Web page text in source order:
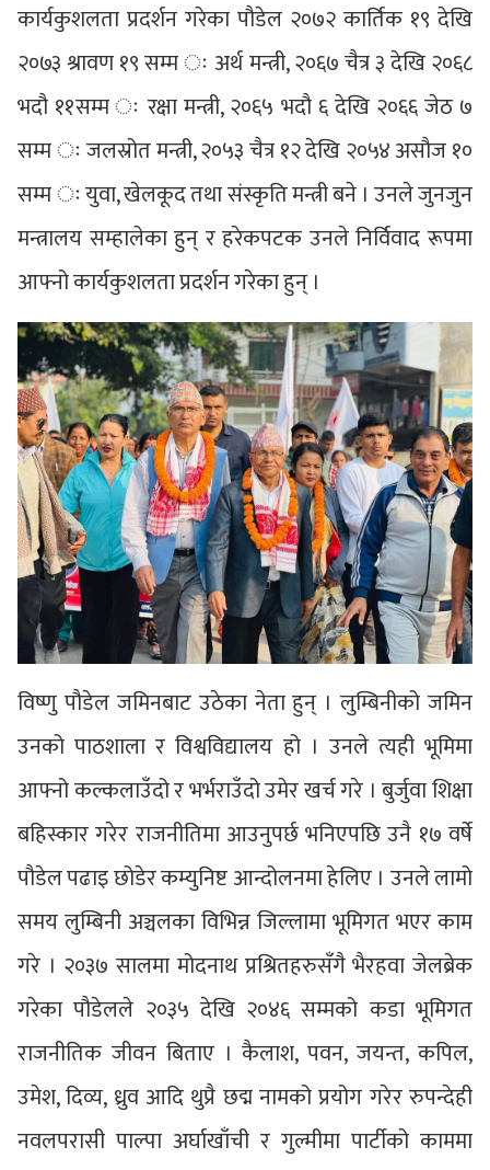
कार्यकुशलता प्रदर्शन गरेका पौडेल २०७२ कार्तिक १९ देखि
२०७३ श्रावण १९ सम्म ः अर्थ मन्त्री, २०६७ चैत्र ३ देखि २०६८
भदौ ११सम्म ः रक्षा मन्त्री, २०६५ भदौ ६ देखि २०६६ जेठ ७
सम्म ः जलस्रोत मन्त्री, २०५३ चैत्र १२ देखि २०५४ असौज १०
सम्म ः युवा, खेलकूद तथा संस्कृति मन्त्री बने । उनले जुनजुन
मन्त्रालय सम्हालेका हुन् र हरेकपटक उनले निर्विवाद रूपमा
आफ्नो कार्यकुशलता प्रदर्शन गरेका हुन् ।
विष्णु पौडेल जमिनबाट उठेका नेता हुन् । लुम्बिनीको जमिन
उनको पाठशाला र विश्वविद्यालय हो । उनले त्यही भूमिमा
आफ्नो कल्कलाउँदो र भर्भराउँदो उमेर खर्च गरे । बुर्जुवा शिक्षा
बहिस्कार गरेर राजनीतिमा आउनुपर्छ भनिएपछि उनै १७ वर्षे
पौडेल पढाइ छोडेर कम्युनिष्ट आन्दोलनमा हेलिए । उनले लामो
समय लुम्बिनी अञ्चलका विभिन्न जिल्लामा भूमिगत भएर काम
गरे । २०३७ सालमा मोदनाथ प्रश्रितहरुसँगै भैरहवा जेलब्रेक
गरेका पौडेलले २०३५ देखि २०४६ सम्मको कडा भूमिगत
राजनीतिक जीवन बिताए । कैलाश, पवन, जयन्त, कपिल,
उमेश, दिव्य, ध्रुव आदि थुप्रै छद्म नामको प्रयोग गरेर रुपन्देही
नवलपरासी पाल्पा अर्घाखाँची र गुल्मीमा पार्टीको काममा